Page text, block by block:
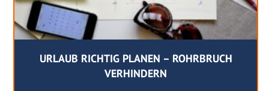
URLAUB RICHTIG PLANEN – ROHRBRUCH
VERHINDERN